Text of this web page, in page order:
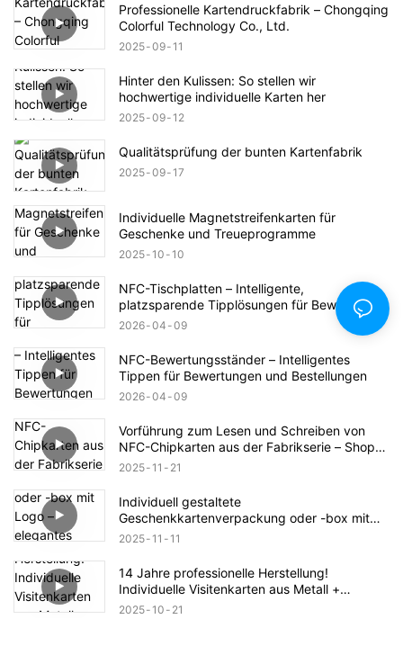
Professionelle Kartendruckfabrik – Chongqing
Colorful Technology Co., Ltd.
2025 09 11
Hinter den Kulissen: So stellen wir
hochwertige individuelle Karten her
2025 09 12
Qualitätsprüfung der bunten Kartenfabrik
2025 09 17
Individuelle Magnetstreifenkarten für
Geschenke und Treueprogramme
2025 10 10
NFC-Tischplatten – Intelligente,
platzsparende Tipplösungen für Bewertungen
und Bestellungen
2026 04 09
NFC-Bewertungsständer – Intelligentes
Tippen für Bewertungen und Bestellungen
2026 04 09
Vorführung zum Lesen und Schreiben von
NFC-Chipkarten aus der Fabrikserie – Shop-
Link (Zum Teilen klicken)
2025 11 21
Individuell gestaltete
Geschenkkartenverpackung oder -box mit
Logo – elegantes Design für eine hochwertige
2025 11 11
14 Jahre professionelle Herstellung!
Individuelle Visitenkarten aus Metall +
Rohlinge im Großhandel!
2025 10 21